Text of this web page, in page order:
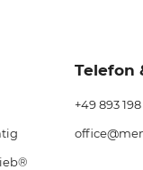
Telefon
+49 893